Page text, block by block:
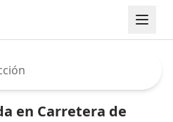
en Carretera de